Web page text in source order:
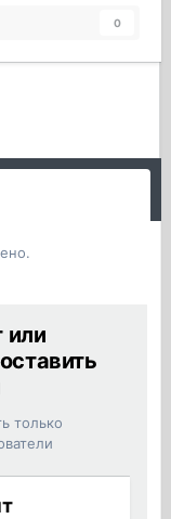
0
или
только